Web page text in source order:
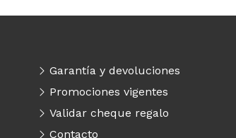
Garantía y devoluciones
Promociones vigentes
Validar cheque regalo
Contacto